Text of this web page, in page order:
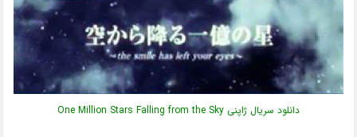
دانلود سریال ژاپنی One Million Stars Falling from the Sky